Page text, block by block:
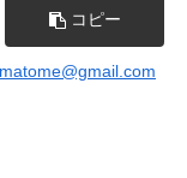
コピー